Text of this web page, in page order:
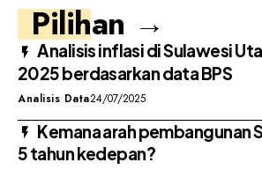
Pilihan →
Analisis inflasi di Sulawesi
2025 berdasarkan data BPS
Analisis Data24/07/2025
Kemana arah pembangunan
5 tahun kedepan?